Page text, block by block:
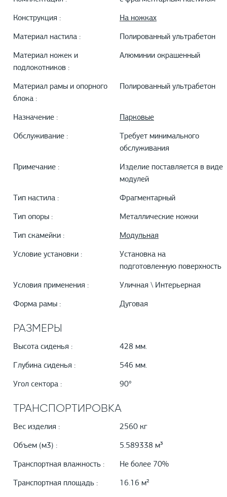
Конструкция : На ножках
Материал настила : Полированный ультрабетон
Материал ножек и
подлокотников :
Алюминии окрашенный
Материал рамы и опорного
блока :
Полированный ультрабетон
Назначение : Парковые
Обслуживание :
Требует минимального
обслуживания
Примечание :
Изделие поставляется в виде
модулей
Тип настила : Фрагментарный
Тип опоры : Металлические ножки
Тип скамейки : Модульная
Условие установки :
Установка на
подготовленную поверхность
Условия применения : Уличная \ Интерьерная
Форма рамы : Дуговая
РАЗМЕРЫ
Высота сиденья : 428 мм.
Глубина сиденья : 546 мм.
Угол сектора : 90°
ТРАНСПОРТИРОВКА
Вес изделия : 2560 кг
Объем (м3) : 5.589338 м³
Транспортная влажность : Не более 70%
Транспортная площадь : 16.16 м²